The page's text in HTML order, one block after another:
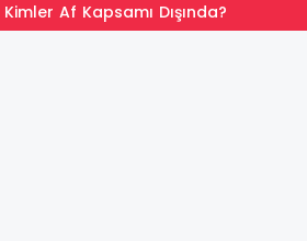
Af Kapsamı Dışında?